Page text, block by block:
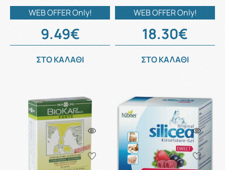
WEB OFFER Only!
9.49€
ΣΤΟ ΚΑΛΑΘΙ
WEB OFFER Only!
18.30€
ΣΤΟ ΚΑΛΑΘΙ